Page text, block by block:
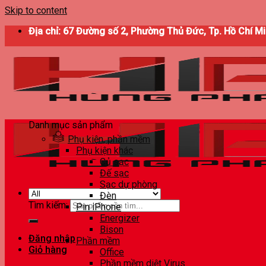
Skip to content
Địa chỉ: 67 Đường số 2, Phường Thủ Đức, Tp. Hồ Chí
Tìm kiếm:
Đăng nhập
Giỏ hàng
Danh mục sản phẩm
Phụ kiện, phần mềm
Phụ kiện khác
Củ sạc
Đế sạc
Sạc dự phòng
Đèn
Pin iPhone
Energizer
Bison
Phần mềm
Office
Phần mềm diệt Virus